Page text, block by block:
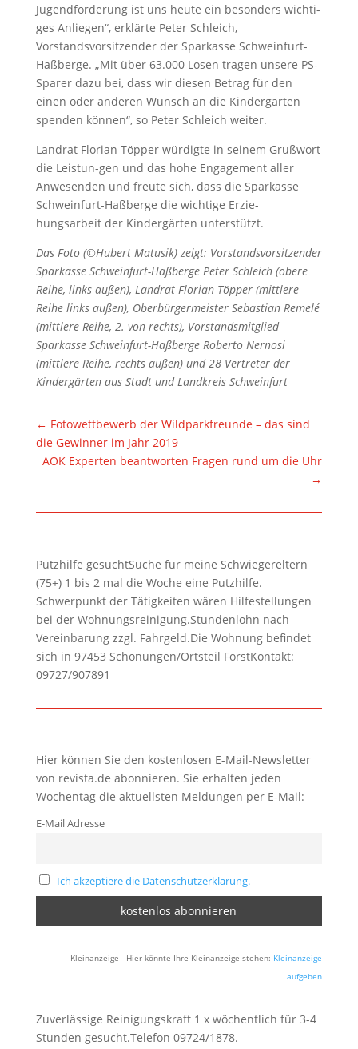
Jugendförderung ist uns heute ein besonders wichti-
ges Anliegen“, erklärte Peter Schleich,
Vorstandsvorsitzender der Sparkasse Schweinfurt-
Haßberge. „Mit über 63.000 Losen tragen unsere PS-
Sparer dazu bei, dass wir diesen Betrag für den
einen oder anderen Wunsch an die Kindergärten
spenden können“, so Peter Schleich weiter.
Landrat Florian Töpper würdigte in seinem Grußwort
die Leistun-gen und das hohe Engagement aller
Anwesenden und freute sich, dass die Sparkasse
Schweinfurt-Haßberge die wichtige Erzie-
hungsarbeit der Kindergärten unterstützt.
Das Foto (©Hubert Matusik) zeigt: Vorstandsvorsitzender
Sparkasse Schweinfurt-Haßberge Peter Schleich (obere
Reihe, links außen), Landrat Florian Töpper (mittlere
Reihe links außen), Oberbürgermeister Sebastian Remelé
(mittlere Reihe, 2. von rechts), Vorstandsmitglied
Sparkasse Schweinfurt-Haßberge Roberto Nernosi
(mittlere Reihe, rechts außen) und 28 Vertreter der
Kindergärten aus Stadt und Landkreis Schweinfurt
← Fotowettbewerb der Wildparkfreunde – das sind
die Gewinner im Jahr 2019
AOK Experten beantworten Fragen rund um die Uhr
→
Putzhilfe gesuchtSuche für meine Schwiegereltern
(75+) 1 bis 2 mal die Woche eine Putzhilfe.
Schwerpunkt der Tätigkeiten wären Hilfestellungen
bei der Wohnungsreinigung.Stundenlohn nach
Vereinbarung zzgl. Fahrgeld.Die Wohnung befindet
sich in 97453 Schonungen/Ortsteil ForstKontakt:
09727/907891
Hier können Sie den kostenlosen E-Mail-Newsletter
von revista.de abonnieren. Sie erhalten jeden
Wochentag die aktuellsten Meldungen per E-Mail:
E-Mail Adresse
Ich akzeptiere die Datenschutzerklärung.
Kleinanzeige - Hier könnte Ihre Kleinanzeige stehen: Kleinanzeige
aufgeben
Zuverlässige Reinigungskraft 1 x wöchentlich für 3-4
Stunden gesucht.Telefon 09724/1878.